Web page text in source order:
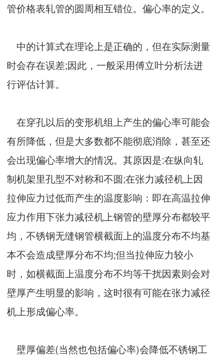
管价格表轧管的圆周相互错位。偏心率的定义。
中的计算式在理论上是正确的，但在实际测量
时会存在误差;因此，一般采用傅立叶分析法进
行评估计算。
在穿孔以后的变形机组上产生的偏心率可能会
有所降低，但是大多数都不能彻底消除，甚至还
会出现偏心率增大的情况。其原因是:在纵向轧
制机架里孔型不对称和不圆;在张力减径机上因
拉伸应力过低而产生的温度影响：即在高温拉伸
应力作用下张力减径机上钢管的壁厚分布都较平
均，不锈钢无缝钢管横截面上的温度分布不均基
本不会造成壁厚分布不均;但当拉伸应力较小
时，如横截面上温度分布不均等干扰因素则会对
壁厚产生明显的影响，这时很有可能在张力减径
机上形成偏心率。
壁厚偏差(当然也包括偏心率)会降低不锈钢工